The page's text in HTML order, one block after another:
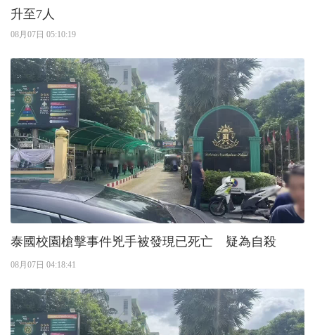
升至7人
08月07日 05:10:19
泰國校園槍擊事件兇手被發現已死亡 疑為自殺
08月07日 04:18:41